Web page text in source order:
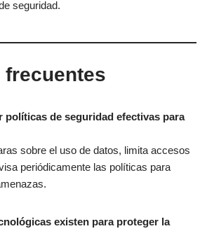
seguridad.
frecuentes
políticas de seguridad efectivas para
sobre el uso de datos, limita accesos
periódicamente las políticas para
existen para proteger la